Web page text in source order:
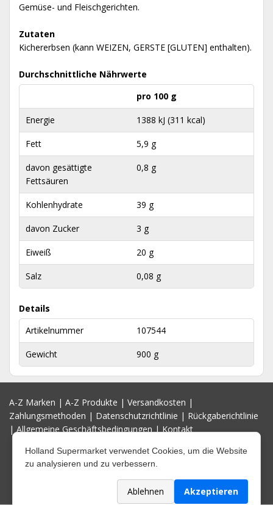
Gemüse- und Fleischgerichten.
Zutaten
Kichererbsen (kann WEIZEN, GERSTE [GLUTEN] enthalten).
Durchschnittliche Nährwerte
pro 100 g
Energie 1388 kJ (311 kcal)
Fett 5,9 g
davon gesättigte
Fettsäuren
0,8 g
Kohlenhydrate 39 g
davon Zucker 3 g
Eiweiß 20 g
Salz 0,08 g
Details
Artikelnummer
107544
Gewicht 900 g
A-Z Marken | A-Z Produkte | Versandkosten |
Zahlungsmethoden | Datenschutzrichtlinie | Rückgaberichtlinie
|Allgemeine Geschäftsbedingungen|Kontakt
Holland Supermarket verwendet Cookies, um die Website
zu analysieren und zu verbessern.
Ablehnen Akzeptieren